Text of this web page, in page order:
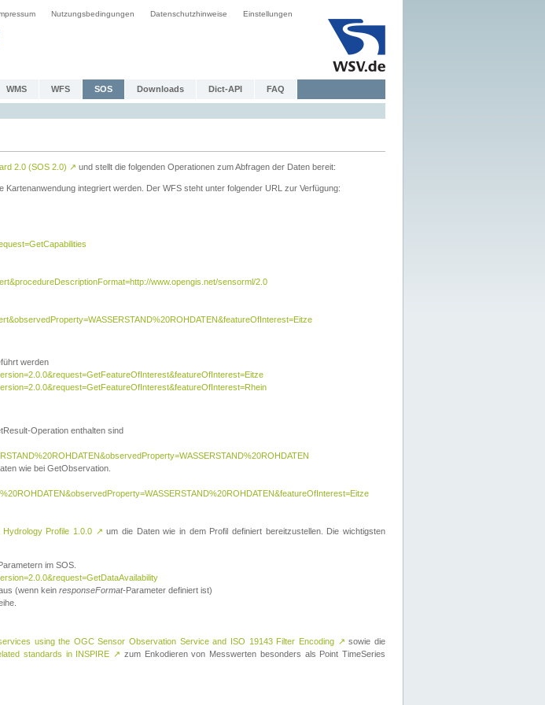
Nutzungsbedingungen Datenschutzhinweise Einstellungen
WMS WFS SOS Downloads Dict-API FAQ
2.0 (SOS 2.0) ↗ und stellt die folgenden Operationen zum Abfragen der Daten bereit:
integriert werden. Der WFS steht unter folgender URL zur Verfügung:
www.opengis.net/sensorml/2.0
werden
Operation enthalten sind
wie bei GetObservation.
Profile 1.0.0 ↗ um die Daten wie in dem Profil definiert bereitzustellen. Die wichtigsten
im SOS.
(wenn kein responseFormat-Parameter definiert ist)
using the OGC Sensor Observation Service and ISO 19143 Filter Encoding ↗ sowie die
standards in INSPIRE ↗ zum Enkodieren von Messwerten besonders als Point TimeSeries